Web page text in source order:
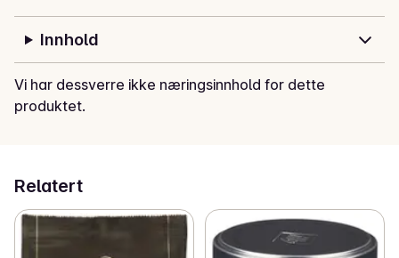
Innhold
Vi har dessverre ikke næringsinnhold for dette
produktet.
Relatert